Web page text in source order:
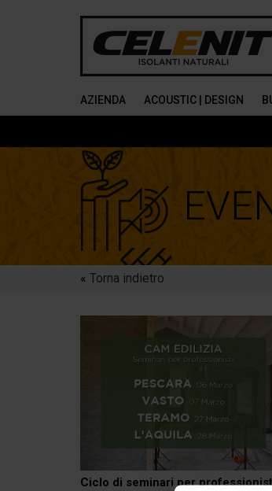
AZIENDA ACOUSTIC | DESIGN
« Torna indietro
Ciclo di seminari per